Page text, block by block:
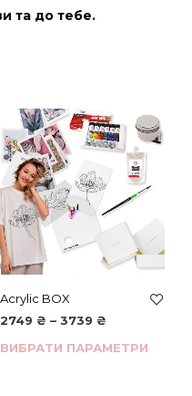
та до тебе.
Acrylic BOX
2749 ₴ – 3739 ₴
ВИБРАТИ ПАРАМЕТРИ